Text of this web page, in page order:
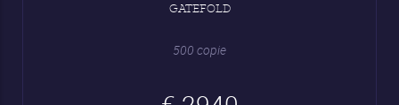
GATEFOLD
500 copie